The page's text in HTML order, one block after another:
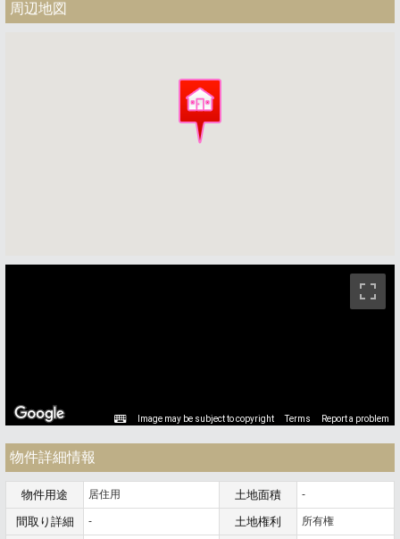
周辺地図
Image may be subject to copyright Terms Report a problem
物件詳細情報
物件用途 居住用 土地面積 -
間取り詳細 - 土地権利 所有権